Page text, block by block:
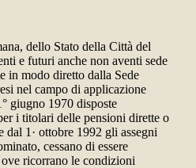
dello Stato della Città del
e futuri anche non aventi sede
in modo diretto dalla Sede
nel campo di applicazione
giugno 1970 disposte
i titolari delle pensioni dirette o
1· ottobre 1992 gli assegni
cessano di essere
ricorrano le condizioni